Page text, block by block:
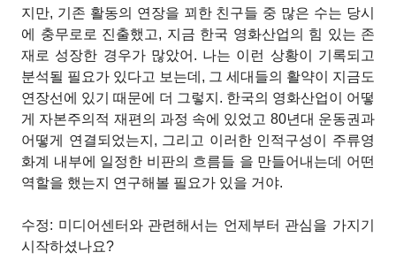
지만, 기존 활동의 연장을 꾀한 친구들 중 많은 수는 당시
에 충무로로 진출했고, 지금 한국 영화산업의 힘 있는 존
재로 성장한 경우가 많았어. 나는 이런 상황이 기록되고
분석될 필요가 있다고 보는데, 그 세대들의 활약이 지금도
연장선에 있기 때문에 더 그렇지. 한국의 영화산업이 어떻
게 자본주의적 재편의 과정 속에 있었고 80년대 운동권과
어떻게 연결되었는지, 그리고 이러한 인적구성이 주류영
화계 내부에 일정한 비판의 흐름들 을 만들어내는데 어떤
역할을 했는지 연구해볼 필요가 있을 거야.
수정: 미디어센터와 관련해서는 언제부터 관심을 가지기
시작하셨나요?